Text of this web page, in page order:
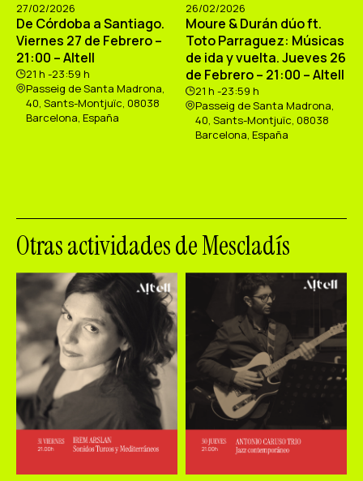
27/02/2026
De Córdoba a Santiago.
Viernes 27 de Febrero –
21:00 – Altell
21 h -23:59 h
Passeig de Santa Madrona,
40, Sants-Montjuïc, 08038
Barcelona, España
26/02/2026
Moure & Durán dúo ft.
Toto Parraguez: Músicas
de ida y vuelta. Jueves 26
de Febrero – 21:00 – Altell
21 h -23:59 h
Passeig de Santa Madrona,
40, Sants-Montjuïc, 08038
Barcelona, España
Otras actividades de Mescladís